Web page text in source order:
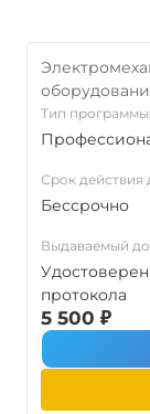
Тип программы:
Срок действия
Бессрочно
Выдаваемый
протокола
5 500 ₽